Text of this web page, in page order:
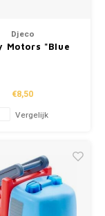
Djeco
Motors "Blue
€8,50
Vergelijk